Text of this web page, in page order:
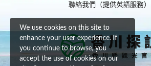
聯絡我們（提供英語服務）
We use cookies on this site to
enhance your user experience. If
you continue to browse, you
accept the use of cookies on our